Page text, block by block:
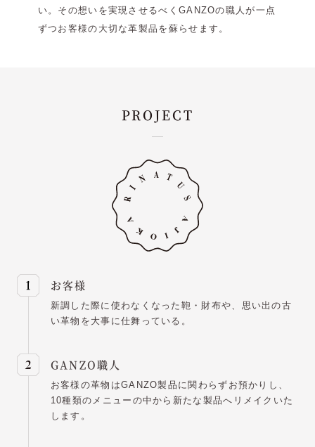
い。その想いを実現させるべくGANZOの職人が一点
ずつお客様の大切な革製品を蘇らせます。
PROJECT
お客様
新調した際に使わなくなった鞄・財布や、思い出の古
い革物を大事に仕舞っている。
GANZO職人
お客様の革物はGANZO製品に関わらずお預かりし、
10種類のメニューの中から新たな製品へリメイクいた
します。